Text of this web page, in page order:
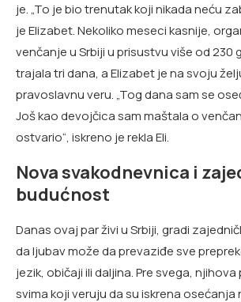
je. „To je bio trenutak koji nikada neću
je Elizabet. Nekoliko meseci kasnije,
venčanje u Srbiji u prisustvu više od 230
trajala tri dana, a Elizabet je na svoju
pravoslavnu veru. „Tog dana sam se
Još kao devojčica sam maštala o
ostvario“, iskreno je rekla Eli.
Nova svakodnevnica i
budućnost
Danas ovaj par živi u Srbiji, gradi
da ljubav može da prevaziđe sve
jezik, običaji ili daljina. Pre svega,
svima koji veruju da su iskrena osećanja